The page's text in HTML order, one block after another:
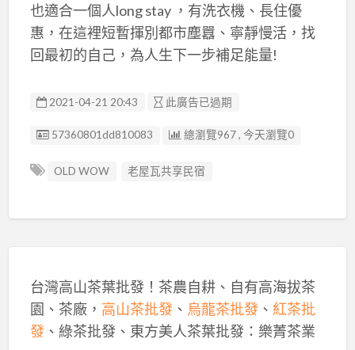
也適合一個人long stay ，有洗衣機、長住優
惠，在這裡短暫揮別都市塵囂、寧靜慢活，找
回最初的自己，為人生下一步補足能量!
2021-04-21 20:43 此廣告已過期
廣告编號
57360801dd810083 總瀏覽967 , 今天瀏覽0
OLD WOW 老屋瓦共享民宿
台灣高山茶葉批發！茶農自耕、自有高海拔茶
園、茶廠， 高山茶批發、 烏龍茶批發、 紅茶批
發、綠茶批發、東方美人茶葉批發：樂菁茶業